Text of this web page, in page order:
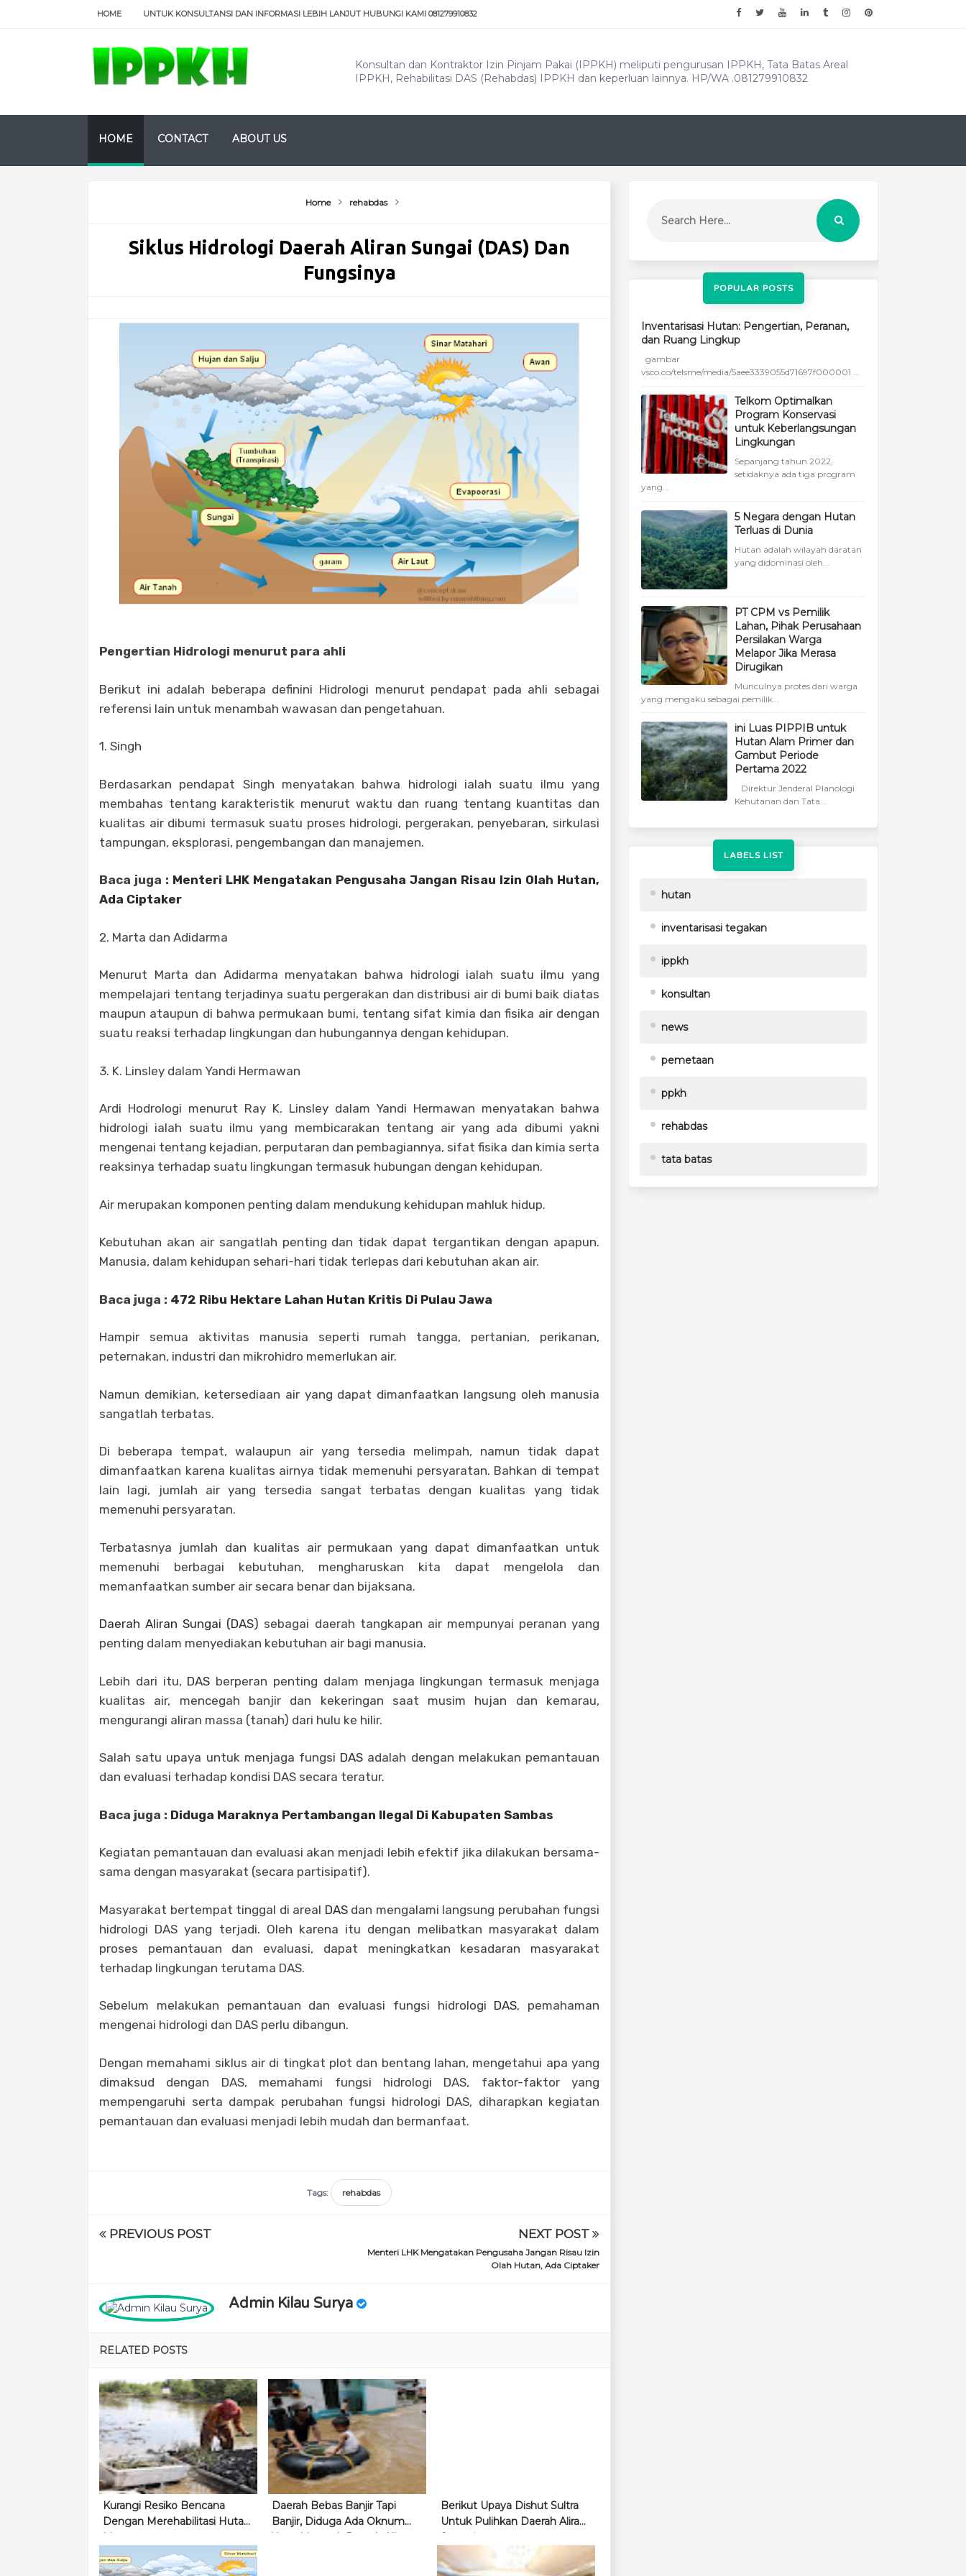
HOME UNTUK KONSULTANSI DAN INFORMASI LEBIH LANJUT HUBUNGI KAMI 081279910832
Konsultan dan Kontraktor Izin Pinjam Pakai (IPPKH) meliputi pengurusan IPPKH, Tata Batas Areal
IPPKH, Rehabilitasi DAS (Rehabdas) IPPKH dan keperluan lainnya. HP/WA .081279910832
HOME CONTACT ABOUT US
Home rehabdas
Siklus Hidrologi Daerah Aliran Sungai (DAS) Dan
Fungsinya
Pengertian Hidrologi menurut para ahli
Berikut ini adalah beberapa definini Hidrologi menurut pendapat pada ahli sebagai
referensi lain untuk menambah wawasan dan pengetahuan.
1. Singh
Berdasarkan pendapat Singh menyatakan bahwa hidrologi ialah suatu ilmu yang
membahas tentang karakteristik menurut waktu dan ruang tentang kuantitas dan
kualitas air dibumi termasuk suatu proses hidrologi, pergerakan, penyebaran, sirkulasi
tampungan, eksplorasi, pengembangan dan manajemen.
Baca juga : Menteri LHK Mengatakan Pengusaha Jangan Risau Izin Olah Hutan,
Ada Ciptaker
2. Marta dan Adidarma
Menurut Marta dan Adidarma menyatakan bahwa hidrologi ialah suatu ilmu yang
mempelajari tentang terjadinya suatu pergerakan dan distribusi air di bumi baik diatas
maupun ataupun di bahwa permukaan bumi, tentang sifat kimia dan fisika air dengan
suatu reaksi terhadap lingkungan dan hubungannya dengan kehidupan.
3. K. Linsley dalam Yandi Hermawan
Ardi Hodrologi menurut Ray K. Linsley dalam Yandi Hermawan menyatakan bahwa
hidrologi ialah suatu ilmu yang membicarakan tentang air yang ada dibumi yakni
mengenai tentang kejadian, perputaran dan pembagiannya, sifat fisika dan kimia serta
reaksinya terhadap suatu lingkungan termasuk hubungan dengan kehidupan.
Air merupakan komponen penting dalam mendukung kehidupan mahluk hidup.
Kebutuhan akan air sangatlah penting dan tidak dapat tergantikan dengan apapun.
Manusia, dalam kehidupan sehari-hari tidak terlepas dari kebutuhan akan air.
Baca juga : 472 Ribu Hektare Lahan Hutan Kritis Di Pulau Jawa
Hampir semua aktivitas manusia seperti rumah tangga, pertanian, perikanan,
peternakan, industri dan mikrohidro memerlukan air.
Namun demikian, ketersediaan air yang dapat dimanfaatkan langsung oleh manusia
sangatlah terbatas.
Di beberapa tempat, walaupun air yang tersedia melimpah, namun tidak dapat
dimanfaatkan karena kualitas airnya tidak memenuhi persyaratan. Bahkan di tempat
lain lagi, jumlah air yang tersedia sangat terbatas dengan kualitas yang tidak
memenuhi persyaratan.
Terbatasnya jumlah dan kualitas air permukaan yang dapat dimanfaatkan untuk
memenuhi berbagai kebutuhan, mengharuskan kita dapat mengelola dan
memanfaatkan sumber air secara benar dan bijaksana.
Daerah Aliran Sungai (DAS) sebagai daerah tangkapan air mempunyai peranan yang
penting dalam menyediakan kebutuhan air bagi manusia.
Lebih dari itu, DAS berperan penting dalam menjaga lingkungan termasuk menjaga
kualitas air, mencegah banjir dan kekeringan saat musim hujan dan kemarau,
mengurangi aliran massa (tanah) dari hulu ke hilir.
Salah satu upaya untuk menjaga fungsi DAS adalah dengan melakukan pemantauan
dan evaluasi terhadap kondisi DAS secara teratur.
Baca juga : Diduga Maraknya Pertambangan Ilegal Di Kabupaten Sambas
Kegiatan pemantauan dan evaluasi akan menjadi lebih efektif jika dilakukan bersama-
sama dengan masyarakat (secara partisipatif).
Masyarakat bertempat tinggal di areal DASdan mengalami langsung perubahan fungsi
hidrologi DAS yang terjadi. Oleh karena itu dengan melibatkan masyarakat dalam
proses pemantauan dan evaluasi, dapat meningkatkan kesadaran masyarakat
terhadap lingkungan terutama DAS.
Sebelum melakukan pemantauan dan evaluasi fungsi hidrologi DAS, pemahaman
mengenai hidrologi dan DAS perlu dibangun.
Dengan memahami siklus air di tingkat plot dan bentang lahan, mengetahui apa yang
dimaksud dengan DAS, memahami fungsi hidrologi DAS, faktor-faktor yang
mempengaruhi serta dampak perubahan fungsi hidrologi DAS, diharapkan kegiatan
pemantauan dan evaluasi menjadi lebih mudah dan bermanfaat.
Tags: rehabdas
PREVIOUS POST NEXT POST
Menteri LHK Mengatakan Pengusaha Jangan Risau Izin
Olah Hutan, Ada Ciptaker
Admin Kilau Surya
RELATED POSTS
Kurangi Resiko Bencana
Dengan Merehabilitasi Hutan
Mangrove
Daerah Bebas Banjir Tapi
Banjir, Diduga Ada Oknum
Yang Merusak Daerah Aliran
Berikut Upaya Dishut Sultra
Untuk Pulihkan Daerah Aliran
Sungai
POPULAR POSTS
Inventarisasi Hutan: Pengertian, Peranan,
dan Ruang Lingkup
gambar
vsco.co/telsme/media/5aee3339055d71697f000001 ...
Telkom Optimalkan
Program Konservasi
untuk Keberlangsungan
Lingkungan
Sepanjang tahun 2022,
setidaknya ada tiga program
yang...
5 Negara dengan Hutan
Terluas di Dunia
Hutan adalah wilayah daratan
yang didominasi oleh...
PT CPM vs Pemilik
Lahan, Pihak Perusahaan
Persilakan Warga
Melapor Jika Merasa
Dirugikan
Munculnya protes dari warga
yang mengaku sebagai pemilik...
ini Luas PIPPIB untuk
Hutan Alam Primer dan
Gambut Periode
Pertama 2022
Direktur Jenderal Planologi
Kehutanan dan Tata...
LABELS LIST
hutan
inventarisasi tegakan
ippkh
konsultan
news
pemetaan
ppkh
rehabdas
tata batas